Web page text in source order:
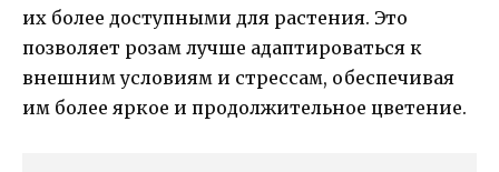
их более доступными для растения. Это
позволяет розам лучше адаптироваться к
внешним условиям и стрессам, обеспечивая
им более яркое и продолжительное цветение.